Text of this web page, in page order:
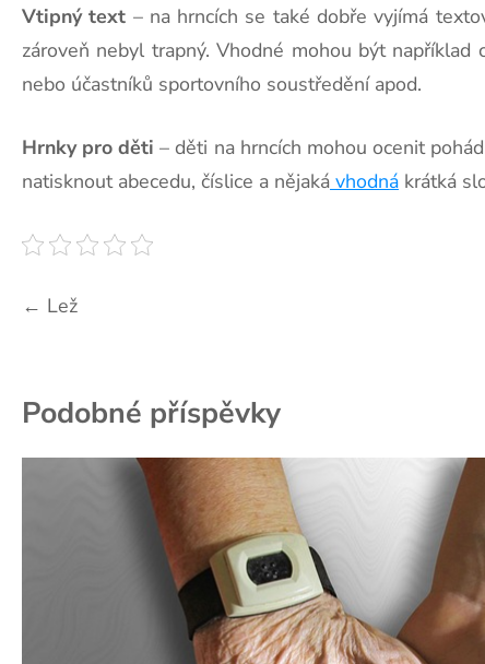
Vtipný text – na hrncích se také dobře vyjímá
zároveň nebyl trapný. Vhodné mohou být
nebo účastníků sportovního soustředění apod.
Hrnky pro děti – děti na hrncích mohou ocenit
natisknout abecedu, číslice a nějaká vhodná krátká
Navigace
← Lež
Podobné příspěvky